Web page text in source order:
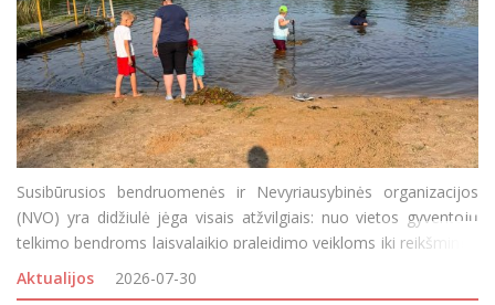
Susibūrusios bendruomenės ir Nevyriausybinės organizacijos
(NVO) yra didžiulė jėga visais atžvilgiais: nuo vietos gyventojų
telkimo bendroms laisvalaikio praleidimo veikloms iki reikšmingų
aplinkos gražinimo ar gerbūvio kūrimo projektų įgyvendinimo.
Visgi, bendruomeniškumui puoselėti n
Aktualijos 2026-07-30